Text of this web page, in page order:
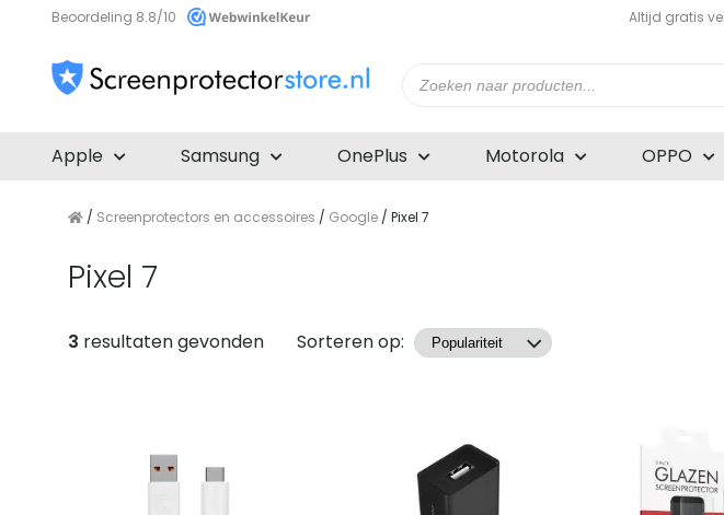
Beoordeling 8.8/10 Altijd gratis
zoeken
Apple Samsung OnePlus Motorola OPPO
/ Screenprotectors en accessoires / Google / Pixel 7
Pixel 7
Producten
3 resultaten gevonden Sorteren op: